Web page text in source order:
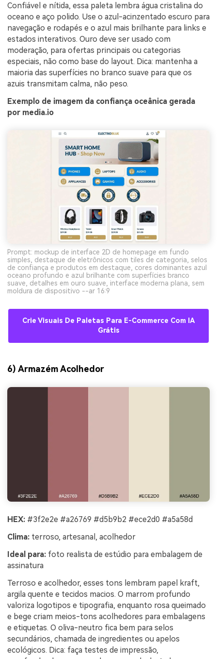
Confiável e nítida, essa paleta lembra água cristalina do
oceano e aço polido. Use o azul-acinzentado escuro para
navegação e rodapés e o azul mais brilhante para links e
estados interativos. Ouro deve ser usado com
moderação, para ofertas principais ou categorias
especiais, não como base do layout. Dica: mantenha a
maioria das superfícies no branco suave para que os
azuis transmitam calma, não peso.
Exemplo de imagem da confiança oceânica gerada
por media.io
Prompt: mockup de interface 2D de homepage em fundo
simples, destaque de eletrônicos com tiles de categoria, selos
de confiança e produtos em destaque, cores dominantes azul
oceano profundo e azul brilhante com superfícies branco
suave, detalhes em ouro suave, interface moderna plana, sem
moldura de dispositivo --ar 16:9
Crie Visuais De Paletas Para E-Commerce Com IA
Grátis
6) Armazém Acolhedor
HEX: #3f2e2e #a26769 #d5b9b2 #ece2d0 #a5a58d
Clima: terroso, artesanal, acolhedor
Ideal para: foto realista de estúdio para embalagem de
assinatura
Terroso e acolhedor, esses tons lembram papel kraft,
argila quente e tecidos macios. O marrom profundo
valoriza logotipos e tipografia, enquanto rosa queimado
e bege criam meios-tons acolhedores para embalagens
e etiquetas. O oliva-neutro fica bem para selos
secundários, chamada de ingredientes ou apelos
ecológicos. Dica: faça testes de impressão,